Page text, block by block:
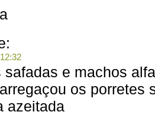
safadas e machos alfa
os porretes
azeitada